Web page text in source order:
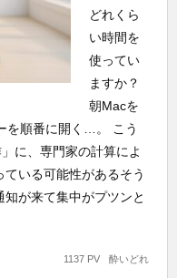
どれくら
い時間を
使ってい
ますか？
朝Macを
を順番に開く…。 こう
に、専門家の計算によ
いる可能性があるそう
が来て集中がプツンと
酔いどれ
1137 PV